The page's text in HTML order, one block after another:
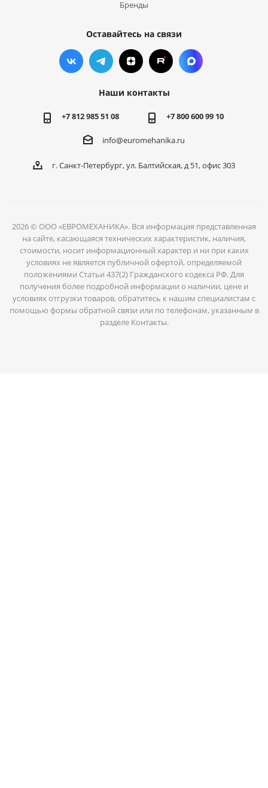
Бренды
Оставайтесь на связи
Наши контакты
+7 812 985 51 08 +7 800 600 99 10
info@euromehanika.ru
г. Санкт-Петербург, ул. Балтийская, д 51, офис 303
2026 © ООО «ЕВРОМЕХАНИКА». Вся информация представленная
на сайте, касающаяся технических характеристик, наличия,
стоимости, носит информационный характер и ни при каких
условиях не является публичной офертой, определяемой
положениями Статьи 437(2) Гражданского кодекса РФ. Для
получения более подробной информации о наличии, цене и
условиях отгрузки товаров, обратитесь к нашим специалистам с
помощью формы обратной связи или по телефонам, указанным в
разделе Контакты.